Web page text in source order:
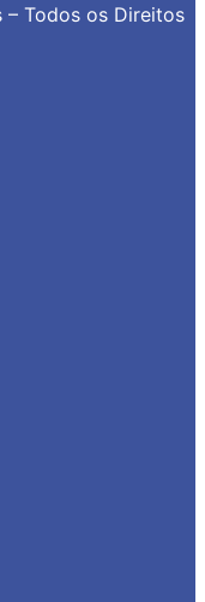
Todos os Direitos